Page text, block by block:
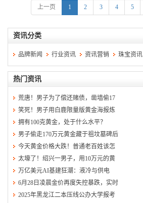
上一页 1 2 3 4 5
资讯分类
品牌新闻 行业资讯 资讯营销 珠宝资讯
热门资讯
荒唐！男子为了偿还赌债，凿墙偷17
笑死！男子用白鹿限量版黄金海报炼
拥有100克黄金，处于什么水平？
男子偷走170万元黄金藏于祖坟墓碑后
今天黄金价格大跌！普通老百姓该怎
太壕了！绍兴一男子，用10万元的黄
万亿美元AI基建狂潮：液冷与供电
6月28日凌晨金价再度失控暴跌，实时
2025年黑龙江二本压线公办大学报考